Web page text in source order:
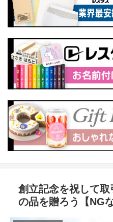
創立記念を祝して
の品を贈ろう【NG